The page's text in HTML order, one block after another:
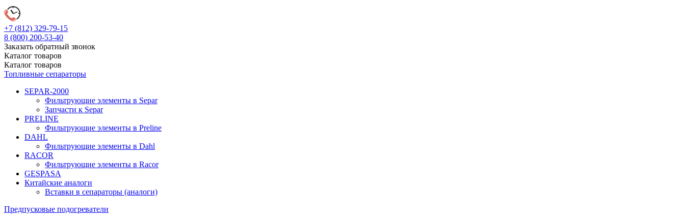
+7 (812) 329-79-15
8 (800) 200-53-40
Заказать обратный звонок
Каталог товаров
Каталог товаров
Топливные сепараторы
SEPAR-2000
Фильтрующие элементы в Separ
Запчасти к Separ
PRELINE
Фильтрующие элементы в Preline
DAHL
Фильтрующие элементы в Dahl
RACOR
Фильтрующие элементы в Racor
GESPASA
Китайские аналоги
Вставки в сепараторы (аналоги)
Предпусковые подогреватели